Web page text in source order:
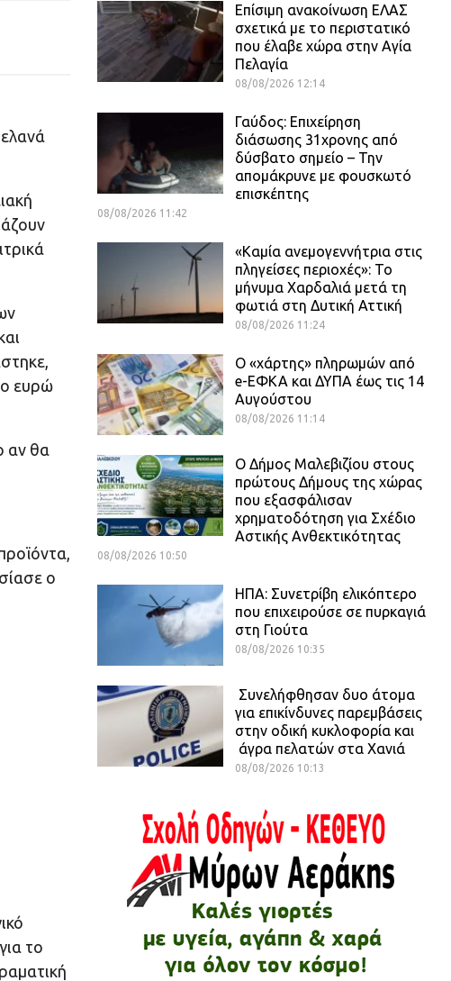
ευρώ
αν θα
ο
το
Επίσιμη ανακοίνωση ΕΛΑΣ
σχετικά με το περιστατικό
που έλαβε χώρα στην Αγία
Πελαγία
08/08/2026 12:14
Γαύδος: Επιχείρηση
διάσωσης 31χρονης από
δύσβατο σημείο – Την
απομάκρυνε με φουσκωτό
επισκέπτης
08/08/2026 11:42
«Καμία ανεμογεννήτρια στις
πληγείσες περιοχές»: Το
μήνυμα Χαρδαλιά μετά τη
φωτιά στη Δυτική Αττική
08/08/2026 11:24
Ο «χάρτης» πληρωμών από
e-ΕΦΚΑ και ΔΥΠΑ έως τις 14
Αυγούστου
08/08/2026 11:14
Ο Δήμος Μαλεβιζίου στους
πρώτους Δήμους της χώρας
που εξασφάλισαν
χρηματοδότηση για Σχέδιο
Αστικής Ανθεκτικότητας
08/08/2026 10:50
ΗΠΑ: Συνετρίβη ελικόπτερο
που επιχειρούσε σε πυρκαγιά
στη Γιούτα
08/08/2026 10:35
Συνελήφθησαν δυο άτομα
για επικίνδυνες παρεμβάσεις
στην οδική κυκλοφορία και
άγρα πελατών στα Χανιά
08/08/2026 10:13